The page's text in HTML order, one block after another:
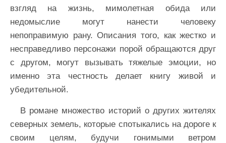
взгляд на жизнь, мимолетная обида или
недомыслие могут нанести человеку
непоправимую рану. Описания того, как жестко и
несправедливо персонажи порой обращаются друг
с другом, могут вызывать тяжелые эмоции, но
именно эта честность делает книгу живой и
убедительной.
В романе множество историй о других жителях
северных земель, которые спотыкались на дороге к
своим целям, будучи гонимыми ветром